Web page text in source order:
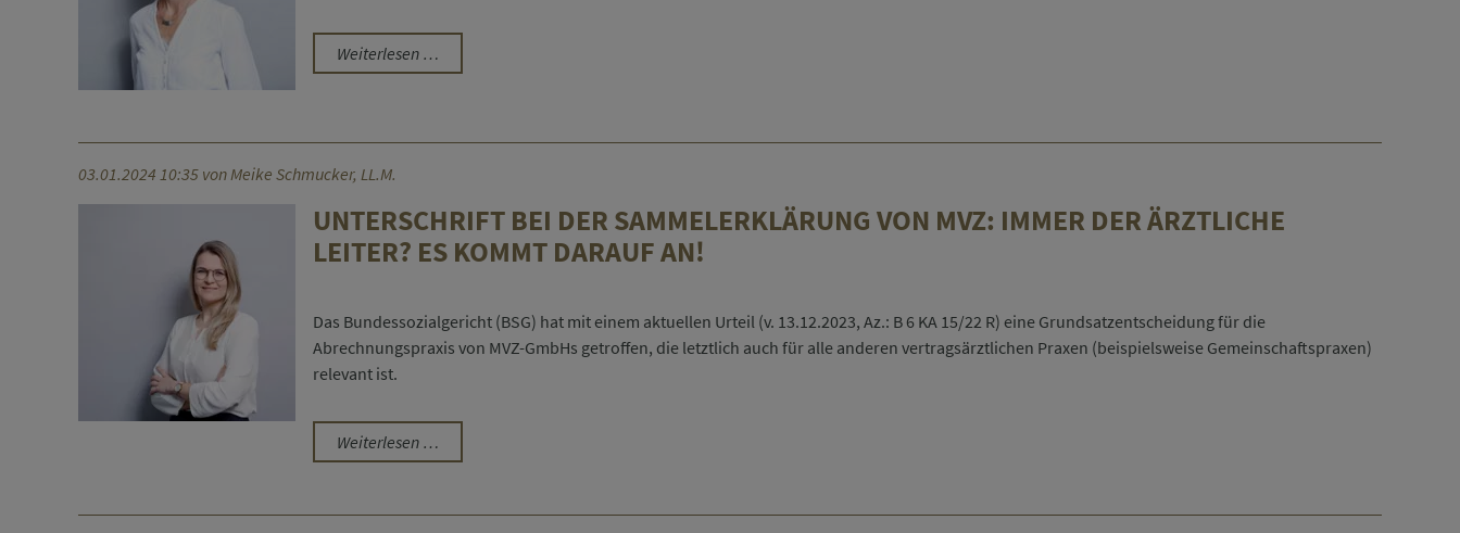
Weiterlesen …
Freiheit
GmbH
vom
OLG-
ausgedehnt
03.01.2024 10:35 von Meike Schmucker, LL.M.
UNTERSCHRIFT BEI DER SAMMELERKLÄRUNG VON MVZ: IMMER DER ÄRZTLICHE
LEITER? ES KOMMT DARAUF AN!
Das Bundessozialgericht (BSG) hat mit einem aktuellen Urteil (v. 13.12.2023, Az.: B 6 KA 15/22 R) eine Grundsatzentscheidung für die
Abrechnungspraxis von MVZ-GmbHs getroffen, die letztlich auch für alle anderen vertragsärztlichen Praxen (beispielsweise Gemeinschaftspraxen)
relevant ist.
Weiterlesen …
bei
Sammelerklärung